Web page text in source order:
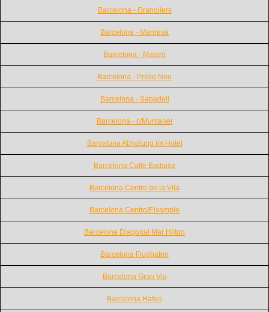
Barcelona - Granollers
Barcelona - Manresa
Barcelona - Mataró
Barcelona - Poble Nou
Barcelona - Sabadell
Barcelona - c/Muntaner
Barcelona Abholung im Hotel
Barcelona Calle Badajoz
Barcelona Centre de la Vila
Barcelona Centro/Eixample
Barcelona Diagonal Mar Hilton
Barcelona Flughafen
Barcelona Gran Via
Barcelona Hafen